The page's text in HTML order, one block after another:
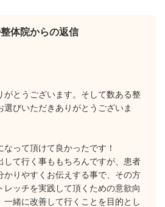
体院からの返信
がとうございます。そして数ある整
びいただきありがとうございま
って頂けて良かったです！
して行く事ももちろんですが、患者
かりやすくお伝えする事で、その方
レッチを実践して頂くための意欲向
一緒に改善して行くことを目的とし